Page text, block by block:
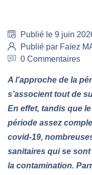
Publié le 9 juin
Publié par Faïez
0 Commentaires
A l’approche de la
s’associent tout de
En effet, tandis que
période assez
covid-19,
sanitaires qui se
la contamination.